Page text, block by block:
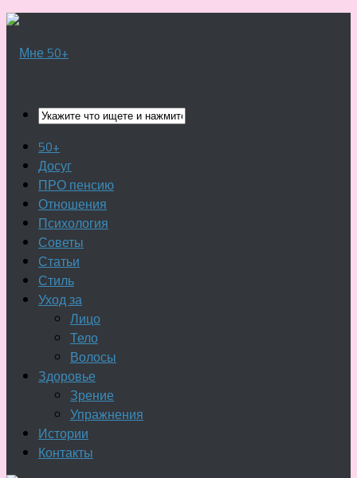
50+
Досуг
ПРО пенсию
Отношения
Психология
Советы
Статьи
Стиль
Уход за
Лицо
Тело
Волосы
Здоровье
Зрение
Упражнения
Истории
Контакты